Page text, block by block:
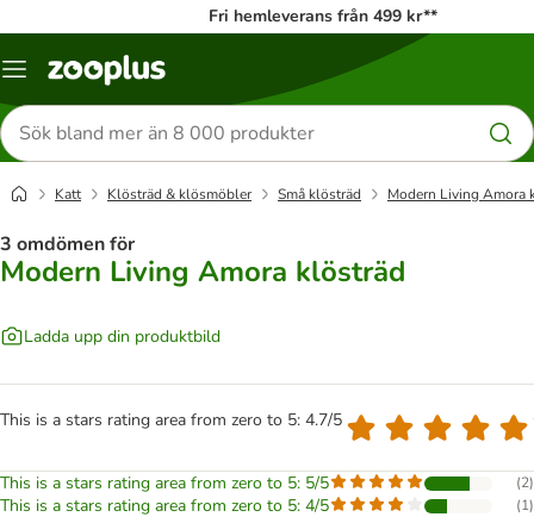
Fri hemleverans från 499 kr**
Katalogmeny
Sök
efter
produkter
Katt Klösträd & klösmöbler Små klösträd Modern Living Amora
3 omdömen för
Modern Living Amora klösträd
Ladda upp din produktbild
This is a stars rating area from zero to 5: 4.7/5
This is a stars rating area from zero to 5: 5/5 (2)
This is a stars rating area from zero to 5: 4/5 (1)